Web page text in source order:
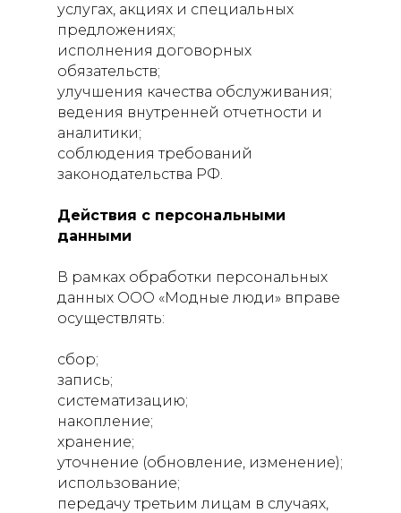
услугах, акциях и специальных
предложениях;
исполнения договорных
обязательств;
улучшения качества обслуживания;
ведения внутренней отчетности и
аналитики;
соблюдения требований
законодательства РФ.
Действия с персональными
данными
В рамках обработки персональных
данных ООО «Модные люди» вправе
осуществлять:
сбор;
запись;
систематизацию;
накопление;
хранение;
уточнение (обновление, изменение);
использование;
передачу третьим лицам в случаях,